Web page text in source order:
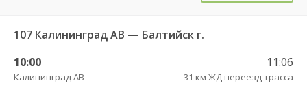
107 Калининград АВ — Балтийск г.
10:00
Калининград АВ
11:06
31 км ЖД переезд трасса